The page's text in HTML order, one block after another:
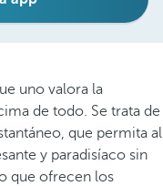
uno valora la
de todo. Se trata de
que permita al
y paradisíaco sin
que ofrecen los